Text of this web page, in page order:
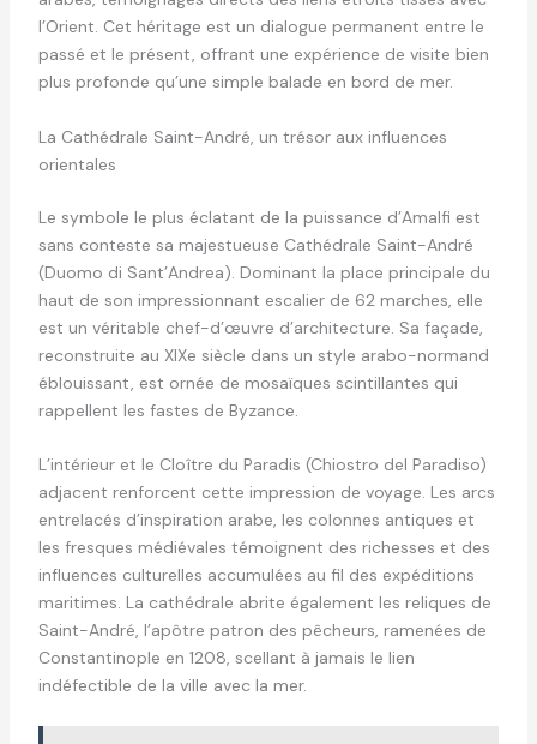
l’Orient. Cet héritage est un dialogue permanent entre le
passé et le présent, offrant une expérience de visite bien
plus profonde qu’une simple balade en bord de mer.
La Cathédrale Saint-André, un trésor aux influences
orientales
Le symbole le plus éclatant de la puissance d’Amalfi est
sans conteste sa majestueuse Cathédrale Saint-André
(Duomo di Sant’Andrea). Dominant la place principale du
haut de son impressionnant escalier de 62 marches, elle
est un véritable chef-d’œuvre d’architecture. Sa façade,
reconstruite au XIXe siècle dans un style arabo-normand
éblouissant, est ornée de mosaïques scintillantes qui
rappellent les fastes de Byzance.
L’intérieur et le Cloître du Paradis (Chiostro del Paradiso)
adjacent renforcent cette impression de voyage. Les arcs
entrelacés d’inspiration arabe, les colonnes antiques et
les fresques médiévales témoignent des richesses et des
influences culturelles accumulées au fil des expéditions
maritimes. La cathédrale abrite également les reliques de
Saint-André, l’apôtre patron des pêcheurs, ramenées de
Constantinople en 1208, scellant à jamais le lien
indéfectible de la ville avec la mer.